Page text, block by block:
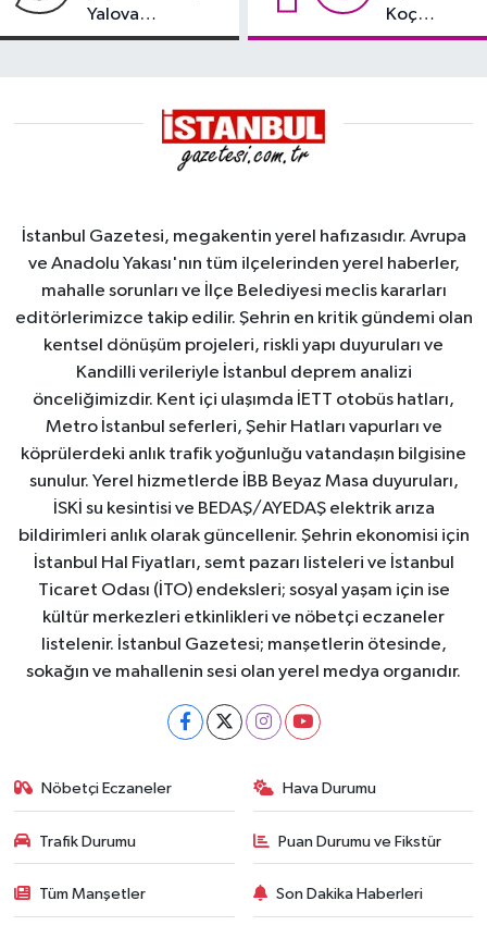
Yalova
Demirleme
Koç
damgası
İstanbul Gazetesi, megakentin yerel hafızasıdır. Avrupa
ve Anadolu Yakası'nın tüm ilçelerinden yerel haberler,
mahalle sorunları ve İlçe Belediyesi meclis kararları
editörlerimizce takip edilir. Şehrin en kritik gündemi olan
kentsel dönüşüm projeleri, riskli yapı duyuruları ve
Kandilli verileriyle İstanbul deprem analizi
önceliğimizdir. Kent içi ulaşımda İETT otobüs hatları,
Metro İstanbul seferleri, Şehir Hatları vapurları ve
köprülerdeki anlık trafik yoğunluğu vatandaşın bilgisine
sunulur. Yerel hizmetlerde İBB Beyaz Masa duyuruları,
İSKİ su kesintisi ve BEDAŞ/AYEDAŞ elektrik arıza
bildirimleri anlık olarak güncellenir. Şehrin ekonomisi için
İstanbul Hal Fiyatları, semt pazarı listeleri ve İstanbul
Ticaret Odası (İTO) endeksleri; sosyal yaşam için ise
kültür merkezleri etkinlikleri ve nöbetçi eczaneler
listelenir. İstanbul Gazetesi; manşetlerin ötesinde,
sokağın ve mahallenin sesi olan yerel medya organıdır.
Nöbetçi Eczaneler Hava Durumu
Trafik Durumu Puan Durumu ve Fikstür
Tüm Manşetler Son Dakika Haberleri